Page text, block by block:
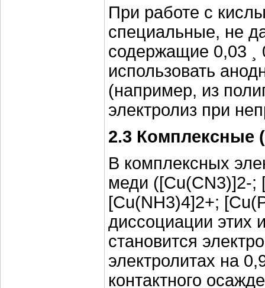
При работе с
специальные, не
содержащие 0,03 ¸
использовать
(например, из
электролиз при
2.3 Комплексные
В комплексных
меди ([Cu(CN3)]2-;
[Cu(NH3)4]2+;
диссоциации этих
становится
электролитах на
контактного